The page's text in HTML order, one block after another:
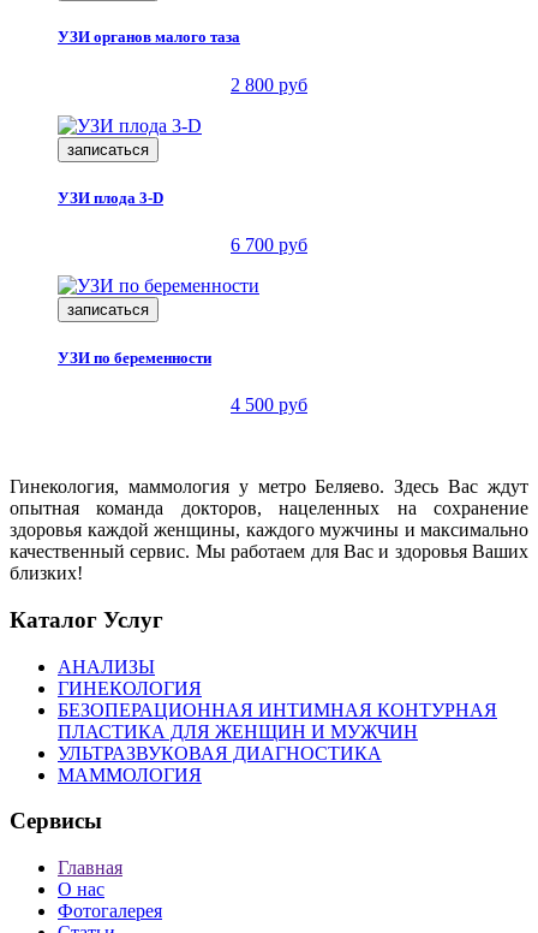
УЗИ органов малого таза
2 800 руб
записаться
УЗИ плода 3-D
6 700 руб
записаться
УЗИ по беременности
4 500 руб
Гинекология, маммология у метро Беляево. Здесь Вас ждут
опытная команда докторов, нацеленных на сохранение
здоровья каждой женщины, каждого мужчины и максимально
качественный сервис. Мы работаем для Вас и здоровья Ваших
близких!
Каталог Услуг
АНАЛИЗЫ
ГИНЕКОЛОГИЯ
БЕЗОПЕРАЦИОННАЯ ИНТИМНАЯ КОНТУРНАЯ
ПЛАСТИКА ДЛЯ ЖЕНЩИН И МУЖЧИН
УЛЬТРАЗВУКОВАЯ ДИАГНОСТИКА
МАММОЛОГИЯ
Сервисы
Главная
О нас
Фотогалерея